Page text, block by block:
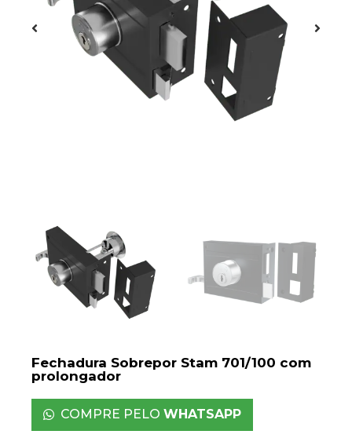
Fechadura Sobrepor Stam 701/100 com
prolongador
COMPRE PELO WHATSAPP